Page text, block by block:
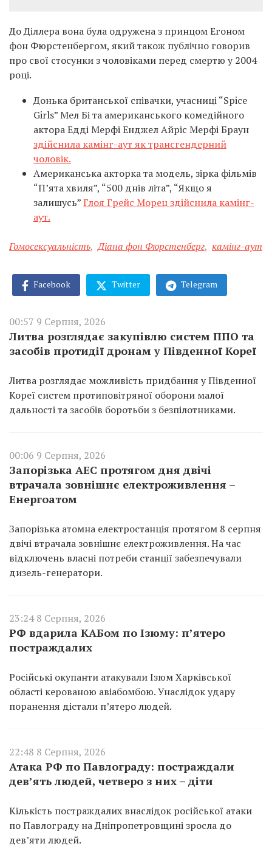
До Діллера вона була одружена з принцом Егоном
фон Фюрстенбергом, який також публічно говорив
про свої стосунки з чоловіками перед смертю у 2004
році.
Донька британської співачки, учасниці “Spice
Girls” Мел Бі та американського комедійного
актора Едді Мерфі Енджел Айріс Мерфі Браун
здійснила камінг-аут як трансгендерний
чоловік.
Американська акторка та модель, зірка фільмів
“П’ята хвиля”, “500 днів літа”, “Якщо я
залишусь”Глоя Грейс Морец здійснила камінг-
аут.
Гомосексуальність, Діана фон Фюрстенберг, камінг-аут
Facebook Twitter Telegram
00:57 9 Серпня, 2026
Литва розглядає закупівлю систем ППО та
засобів протидії дронам у Південної Кореї
Литва розглядає можливість придбання у Південної
Кореї систем протиповітряної оборони малої
дальності та засобів боротьби з безпілотниками.
00:06 9 Серпня, 2026
Запорізька АЕС протягом дня двічі
втрачала зовнішнє електроживлення –
Енергоатом
Запорізька атомна електростанція протягом 8 серпня
двічі втрачала зовнішнє електроживлення. На час
відключень власні потреби станції забезпечували
дизель-генератори.
23:24 8 Серпня, 2026
РФ вдарила КАБом по Ізюму: п’ятеро
постраждалих
Російські окупанти атакували Ізюм Харківської
області керованою авіабомбою. Унаслідок удару
поранення дістали п’ятеро людей.
22:48 8 Серпня, 2026
Атака РФ по Павлограду: постраждали
дев’ять людей, четверо з них – діти
Кількість постраждалих внаслідок російської атаки
по Павлограду на Дніпропетровщині зросла до
дев’яти людей.